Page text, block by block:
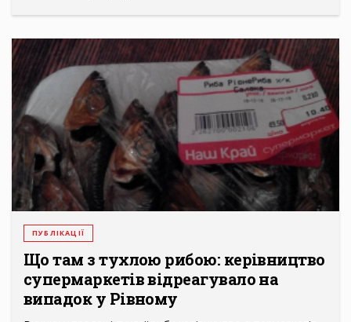
ПУБЛІКАЦІЇ
Що там з тухлою рибою: керівництво
супермаркетів відреагувало на
випадок у Рівному